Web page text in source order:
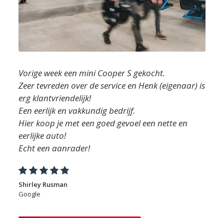
Vorige week een mini Cooper S gekocht.
Zeer tevreden over de service en Henk (eigenaar) is
erg klantvriendelijk!
Een eerlijk en vakkundig bedrijf.
Hier koop je met een goed gevoel een nette en
eerlijke auto!
Echt een aanrader!
Shirley Rusman
Google